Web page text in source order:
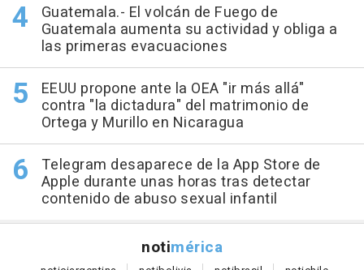
Guatemala.- El volcán de Fuego de
Guatemala aumenta su actividad y obliga a
las primeras evacuaciones
EEUU propone ante la OEA "ir más allá"
contra "la dictadura" del matrimonio de
Ortega y Murillo en Nicaragua
Telegram desaparece de la App Store de
Apple durante unas horas tras detectar
contenido de abuso sexual infantil
notimérica